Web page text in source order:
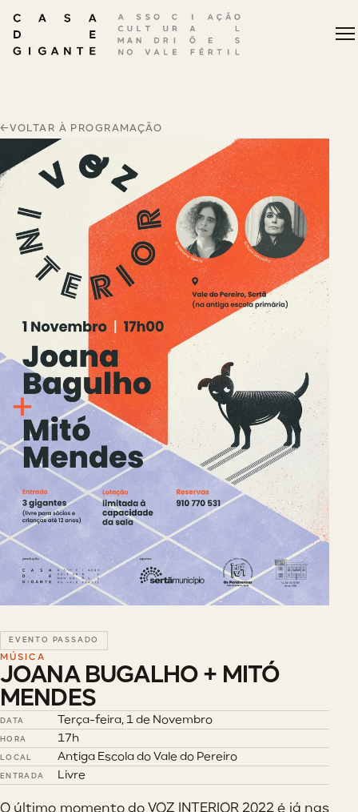
←VOLTAR À PROGRAMAÇÃO
EVENTO PASSADO
MÚSICA
JOANA BUGALHO + MITÓ
MENDES
DATA Terça-feira, 1 de Novembro
HORA 17h
LOCAL Antiga Escola do Vale do Pereiro
ENTRADA Livre
O último momento do VOZ INTERIOR 2022 é já nas